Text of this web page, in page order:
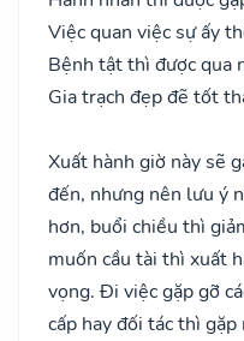
Việc quan việc sự ấy
Bệnh tật thì được qua
Gia trạch đẹp đẽ tốt
Xuất hành giờ này sẽ
đến, nhưng nên lưu ý
hơn, buổi chiều thì
muốn cầu tài thì xuất
vọng. Đi việc gặp gỡ
cấp hay đối tác thì